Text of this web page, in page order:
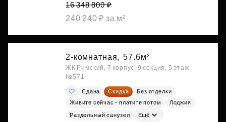
16 348 800 ₽
240 240 ₽ за м²
2-комнатная, 57.6м²
ЖК Римский, 7 корпус, 9 секция, 5 этаж,
№571
Сдана Скидка
Без отделки
Живите сейчас - платите потом
Лоджия
Раздельный санузел Ещё